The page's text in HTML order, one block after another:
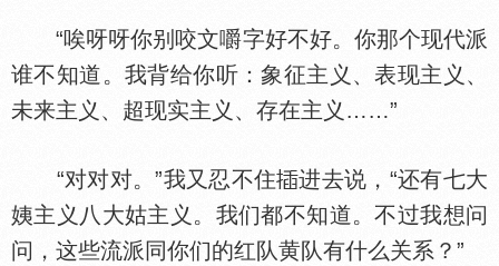
“唉呀呀你别咬文嚼字好不好。你那个现代派
谁不知道。我背给你听：象征主义、表现主义、
未来主义、超现实主义、存在主义……”
“对对对。”我又忍不住
进去说，“还有七大
姨主义八大姑主义。我们都不知道。不过我想问
问，这些流派同你们的红队黄队有什么关系？”